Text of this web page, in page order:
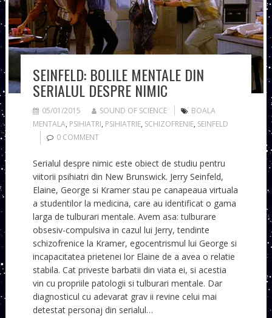
SEINFELD: BOLILE MENTALE DIN
SERIALUL DESPRE NIMIC
05/01/2015 SOUND OF SCIENCE
BOALA
MENTALA, PSIHIATRI, PSIHIATRIE, SCHIZOFRENIE, SEINFELD
0 COMMENT
Serialul despre nimic este obiect de studiu pentru
viitorii psihiatri din New Brunswick. Jerry Seinfeld,
Elaine, George si Kramer stau pe canapeaua virtuala
a studentilor la medicina, care au identificat o gama
larga de tulburari mentale. Avem asa: tulburare
obsesiv-compulsiva in cazul lui Jerry, tendinte
schizofrenice la Kramer, egocentrismul lui George si
incapacitatea prietenei lor Elaine de a avea o relatie
stabila. Cat priveste barbatii din viata ei, si acestia
vin cu propriile patologii si tulburari mentale. Dar
diagnosticul cu adevarat grav ii revine celui mai
detestat personaj din serialul…